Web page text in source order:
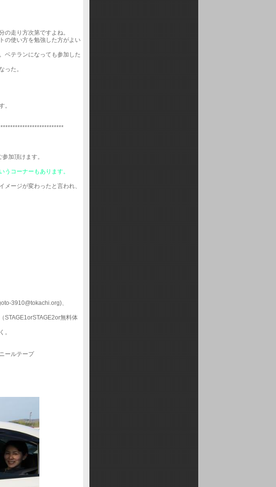
の走り方次第ですよね。
の使い方を勉強した方がよい
ベテランになっても参加した
った。
。
加頂けます。
コーナーもあります。
メージが変わったと言われ、
3910@tokachi.org)、
無料体
。
ールテープ